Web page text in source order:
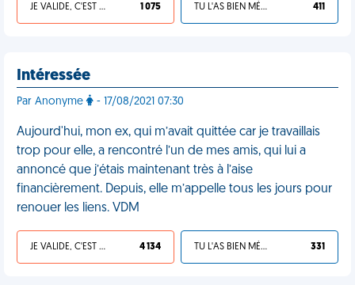
JE VALIDE, C'EST UNE VDM 1 075 TU L'AS BIEN MÉRITÉ 411
Intéressée
Par Anonyme - 17/08/2021 07:30
Aujourd'hui, mon ex, qui m’avait quittée car je travaillais
trop pour elle, a rencontré l’un de mes amis, qui lui a
annoncé que j’étais maintenant très à l’aise
financièrement. Depuis, elle m’appelle tous les jours pour
renouer les liens. VDM
JE VALIDE, C'EST UNE VDM 4 134 TU L'AS BIEN MÉRITÉ 331